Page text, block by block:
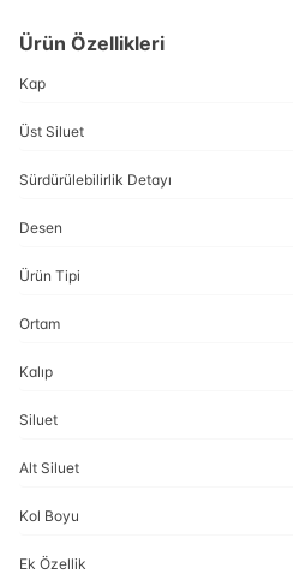
Ürün Özellikleri
Kap
Üst Siluet
Sürdürülebilirlik Detayı
Desen
Ürün Tipi
Ortam
Kalıp
Siluet
Alt Siluet
Kol Boyu
Ek Özellik